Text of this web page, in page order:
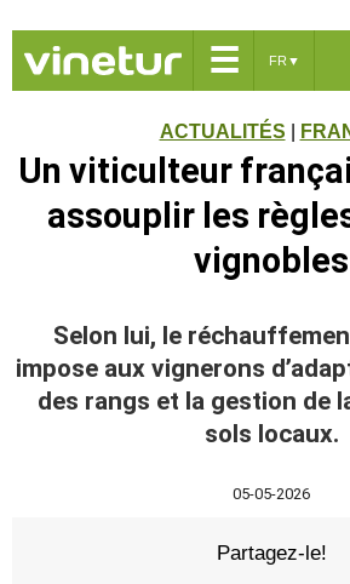
☰ FR ▼
ACTUALITÉS
Un viticulteur
assouplir les
vignobles
Selon lui, le
impose aux vignerons
des rangs et la gestion de
sols locaux.
05-05-2026
Partagez-le!